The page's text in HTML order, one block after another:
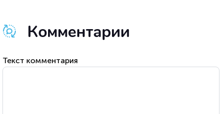
Комментарии
Текст комментария